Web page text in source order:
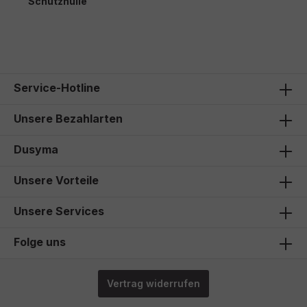
Service-Hotline
Unsere Bezahlarten
Dusyma
Unsere Vorteile
Unsere Services
Folge uns
Vertrag widerrufen